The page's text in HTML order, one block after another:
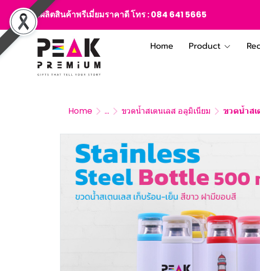
สั่งผลิตสินค้าพรีเมี่ยมราคาดี โทร :084 641 5665
Home Product
Home ... ขวดน้ำสเตนเลส อลูมิเนียม ขวดน้ำส